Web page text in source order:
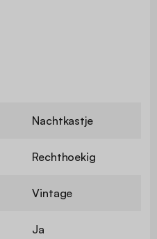
Nachtkastje
Rechthoekig
Vintage
Ja